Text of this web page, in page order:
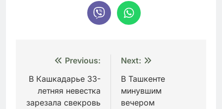
Навигация
по
записям
Previous:
В Кашкадарье 33-
летняя невестка
зарезала свекровь
Next:
В Ташкенте
минувшим
вечером